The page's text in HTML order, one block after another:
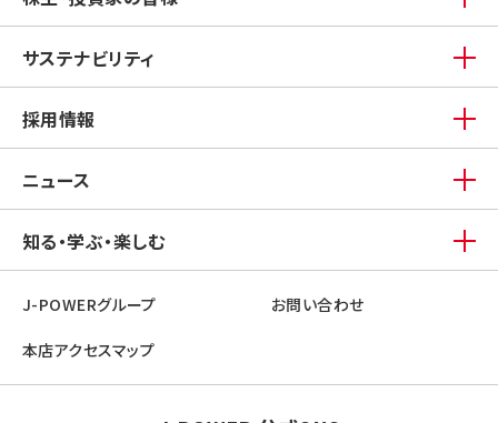
サステナビリティ
採用情報
ニュース
知る・学ぶ・楽しむ
J-POWERグループ お問い合わせ
本店アクセスマップ